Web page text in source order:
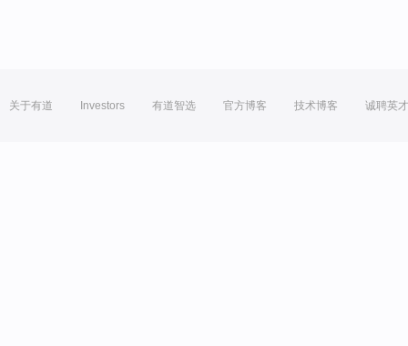
关于有道 Investors 有道智选 官方博客 技术博客 诚聘英才